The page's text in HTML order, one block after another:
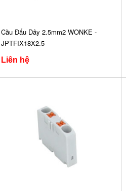
Cầu Đấu Dây 2.5mm2 WONKE -
JPTFIX18X2.5
Liên hệ